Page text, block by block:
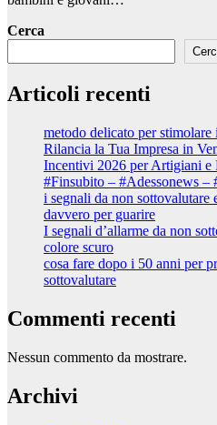
Cerca
Articoli recenti
metodo delicato per
Rilancia la Tua Impresa in
Incentivi 2026 per Artigiani
#Finsubito – #Adessonews –
i segnali da non sottovalutare
davvero per guarire
I segnali d’allarme da non
colore scuro
cosa fare dopo i 50 anni per
sottovalutare
Commenti recenti
Nessun commento da mostrare.
Archivi